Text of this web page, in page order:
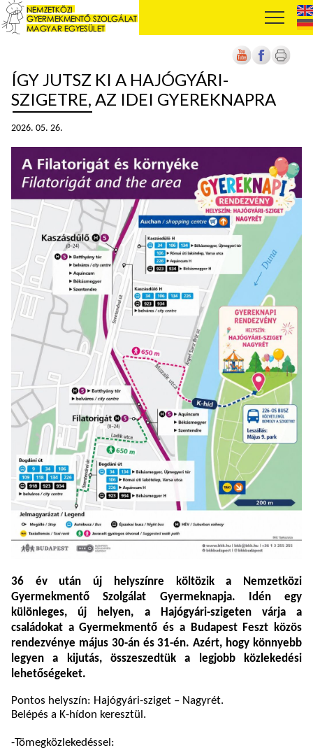
ÍGY JUTSZ KI A HAJÓGYÁRI-
SZIGETRE, AZ IDEI GYEREKNAPRA
2026. 05. 26.
36 év után új helyszínre költözik a Nemzetközi
Gyermekmentő Szolgálat Gyermeknapja. Idén egy
különleges, új helyen, a Hajógyári-szigeten várja a
családokat a Gyermekmentő és a Budapest Feszt közös
rendezvénye május 30-án és 31-én. Azért, hogy könnyebb
legyen a kijutás, összeszedtük a legjobb közlekedési
lehetőségeket.
Pontos helyszín: Hajógyári-sziget – Nagyrét.
Belépés a K-hídon keresztül.
-Tömegközlekedéssel: